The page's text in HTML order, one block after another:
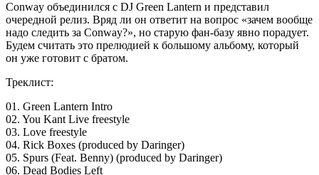
Conway объединился с DJ Green Lantern и представил
очередной релиз. Вряд ли он ответит на вопрос «зачем вообще
надо следить за Conway?», но старую фан-базу явно порадует.
Будем считать это прелюдией к большому альбому, который
он уже готовит с братом.
Треклист:
01. Green Lantern Intro
02. You Kant Live freestyle
03. Love freestyle
04. Rick Boxes (produced by Daringer)
05. Spurs (Feat. Benny) (produced by Daringer)
06. Dead Bodies Left